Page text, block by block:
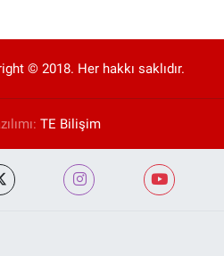
© 2018. Her hakkı saklıdır.
TE Bilişim